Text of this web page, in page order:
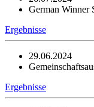
German Winner
Ergebnisse
29.06.2024
Ergebnisse